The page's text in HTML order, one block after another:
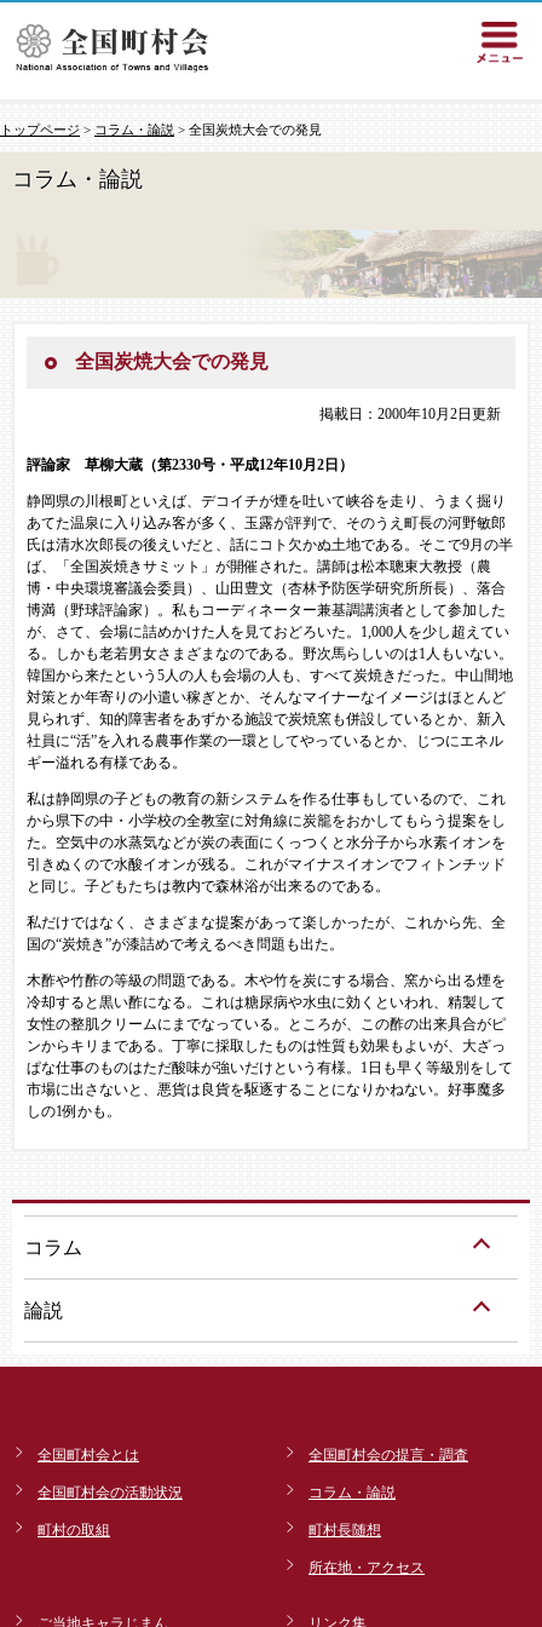
トップページ > コラム・論説 > 全国炭焼大会での発見
コラム・論説
全国炭焼大会での発見
掲載日：2000年10月2日更新
評論家 草柳大蔵（第2330号・平成12年10月2日）
静岡県の川根町といえば、デコイチが煙を吐いて峡谷を走り、うまく掘り
あてた温泉に入り込み客が多く、玉露が評判で、そのうえ町長の河野敏郎
氏は清水次郎長の後えいだと、話にコト欠かぬ土地である。そこで9月の半
ば、「全国炭焼きサミット」が開催された。講師は松本聰東大教授（農
博・中央環境審議会委員）、山田豊文（杏林予防医学研究所所長）、落合
博満（野球評論家）。私もコーディネーター兼基調講演者として参加した
が、さて、会場に詰めかけた人を見ておどろいた。1,000人を少し超えてい
る。しかも老若男女さまざまなのである。野次馬らしいのは1人もいない。
韓国から来たという5人の人も会場の人も、すべて炭焼きだった。中山間地
対策とか年寄りの小遣い稼ぎとか、そんなマイナーなイメージはほとんど
見られず、知的障害者をあずかる施設で炭焼窯も併設しているとか、新入
社員に“活”を入れる農事作業の一環としてやっているとか、じつにエネル
ギー溢れる有様である。
私は静岡県の子どもの教育の新システムを作る仕事もしているので、これ
から県下の中・小学校の全教室に対角線に炭籠をおかしてもらう提案をし
た。空気中の水蒸気などが炭の表面にくっつくと水分子から水素イオンを
引きぬくので水酸イオンが残る。これがマイナスイオンでフィトンチッド
と同じ。子どもたちは教内で森林浴が出来るのである。
私だけではなく、さまざまな提案があって楽しかったが、これから先、全
国の“炭焼き”が漆詰めで考えるべき問題も出た。
木酢や竹酢の等級の問題である。木や竹を炭にする場合、窯から出る煙を
冷却すると黒い酢になる。これは糖尿病や水虫に効くといわれ、精製して
女性の整肌クリームにまでなっている。ところが、この酢の出来具合がピ
ンからキリまである。丁寧に採取したものは性質も効果もよいが、大ざっ
ぱな仕事のものはただ酸味が強いだけという有様。1日も早く等級別をして
市場に出さないと、悪貨は良貨を駆逐することになりかねない。好事魔多
しの1例かも。
コラム
論説
全国町村会とは
全国町村会の活動状況
町村の取組
全国町村会の提言・調査
コラム・論説
町村長随想
所在地・アクセス
ご当地キャラじまん リンク集